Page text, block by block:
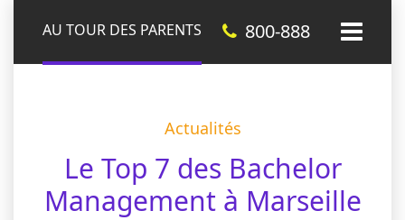
AU TOUR DES PARENTS 800-888
Actualités
Le Top 7 des Bachelor
Management à Marseille